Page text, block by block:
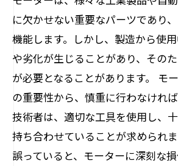
に欠かせない重要なパーツであり
機能します。しかし、製造から使
や劣化が生じることがあり、その
が必要となることがあります。 モ
の重要性から、慎重に行わなけれ
技術者は、適切な工具を使用し、
持ち合わせていることが求められ
誤っていると、モーターに深刻な